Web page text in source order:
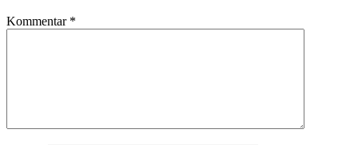
Kommentar *